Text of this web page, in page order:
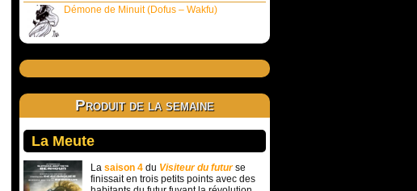
Démone de Minuit (Dofus – Wakfu)
Produit de la semaine
La Meute
La saison 4 du Visiteur du futurse
finissait en trois petits points avec des